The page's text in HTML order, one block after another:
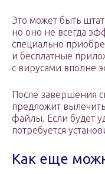
Это может быть
но оно не всегда
специально
и бесплатные
с вирусами вполне
После завершения
предложит
файлы. Если будет
потребуется
Как еще